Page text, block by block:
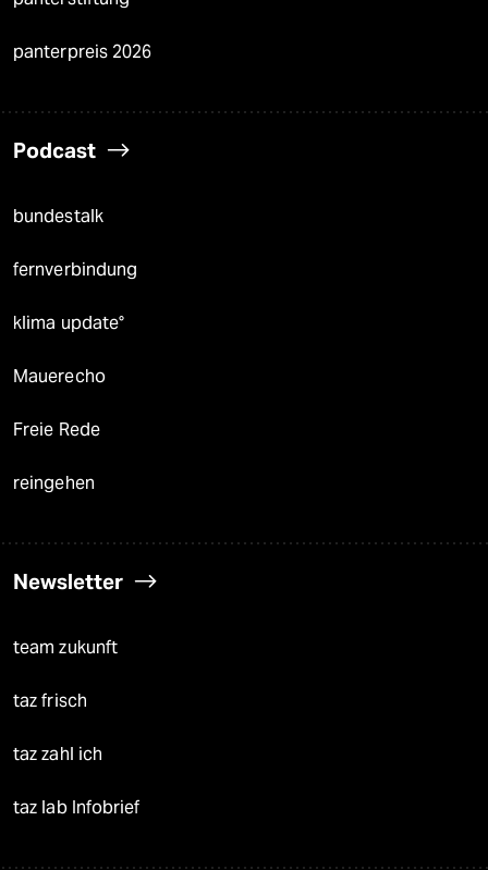
panterpreis 2026
Podcast
bundestalk
fernverbindung
klima update°
Mauerecho
Freie Rede
reingehen
Newsletter
team zukunft
taz frisch
taz zahl ich
taz lab Infobrief